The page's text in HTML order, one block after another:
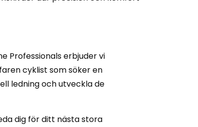
Professionals erbjuder vi
cyklist som söker en
ledning och utveckla de
dig för ditt nästa stora